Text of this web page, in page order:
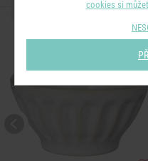
DALŠÍ
cookies si